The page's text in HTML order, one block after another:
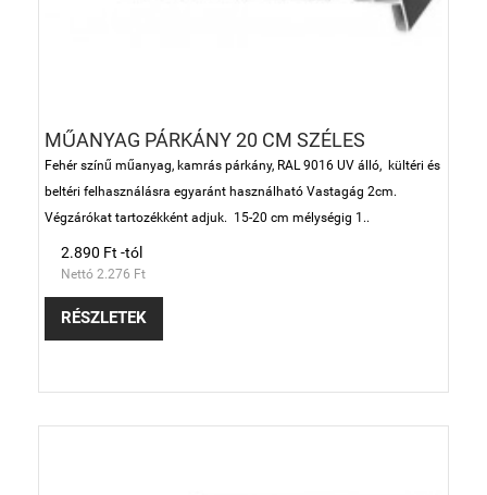
MŰANYAG PÁRKÁNY 20 CM SZÉLES
Fehér színű műanyag, kamrás párkány, RAL 9016 UV álló, kültéri és
beltéri felhasználásra egyaránt használható Vastagág 2cm.
Végzárókat tartozékként adjuk. 15-20 cm mélységig 1..
2.890 Ft -tól
Nettó 2.276 Ft
RÉSZLETEK